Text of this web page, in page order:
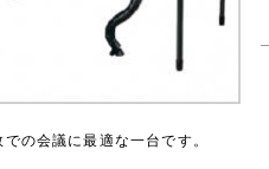
の会議に最適な一台です。